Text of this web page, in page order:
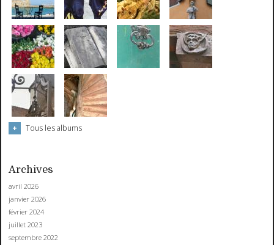
Tous les albums
Archives
avril 2026
janvier 2026
février 2024
juillet 2023
septembre 2022